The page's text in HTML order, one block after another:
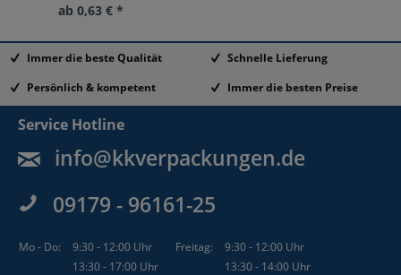
ab 0,63 € *
Immer die beste Qualität
Schnelle Lieferung
Persönlich & kompetent
Immer die besten Preise
Service Hotline
info@kkverpackungen.de
09179 - 96161-25
Mo - Do: 9:30 - 12:00 Uhr Freitag:
9:30 - 12:00 Uhr
13:30 - 17:00 Uhr
13:30 - 14:00 Uhr